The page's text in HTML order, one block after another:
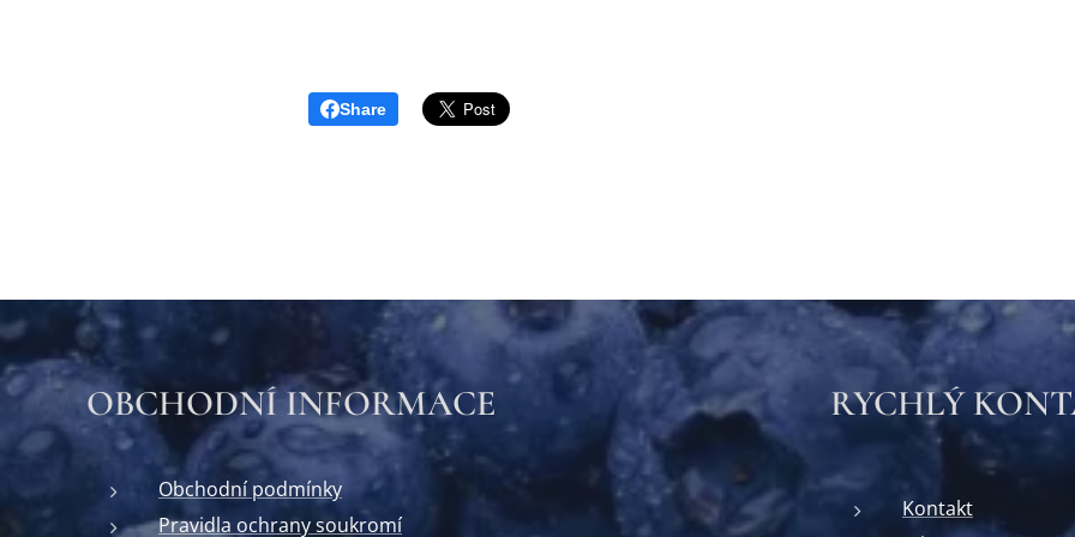
Share
OBCHODNÍ INFORMACE RYCHLÝ
Obchodní podmínky
Pravidla ochrany soukromí
Kontakt